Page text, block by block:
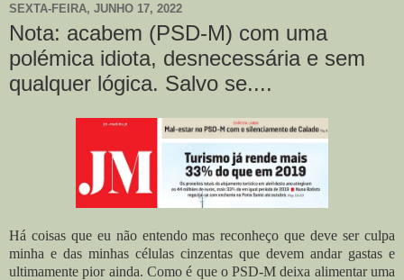
SEXTA-FEIRA, JUNHO 17, 2022
Nota: acabem (PSD-M) com uma
polémica idiota, desnecessária e sem
qualquer lógica. Salvo se....
Há coisas que eu não entendo mas reconheço que deve ser culpa
minha e das minhas células cinzentas que devem andar gastas e
ultimamente pior ainda. Como é que o PSD-M deixa alimentar uma